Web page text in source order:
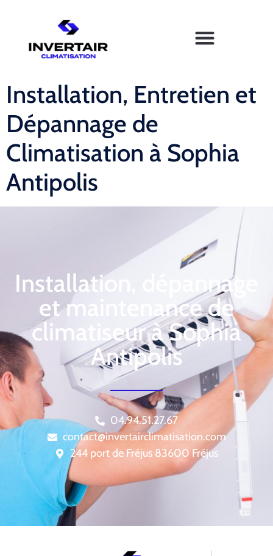
Installation, Entretien et
Dépannage de
Climatisation à Sophia
Antipolis
Installation, dépannage
et maintenance de
climatiseur à Sophia
Antipolis
04.94.51.27.67
contact@invertairclimatisation.com
244 port de Fréjus 83600 Fréjus